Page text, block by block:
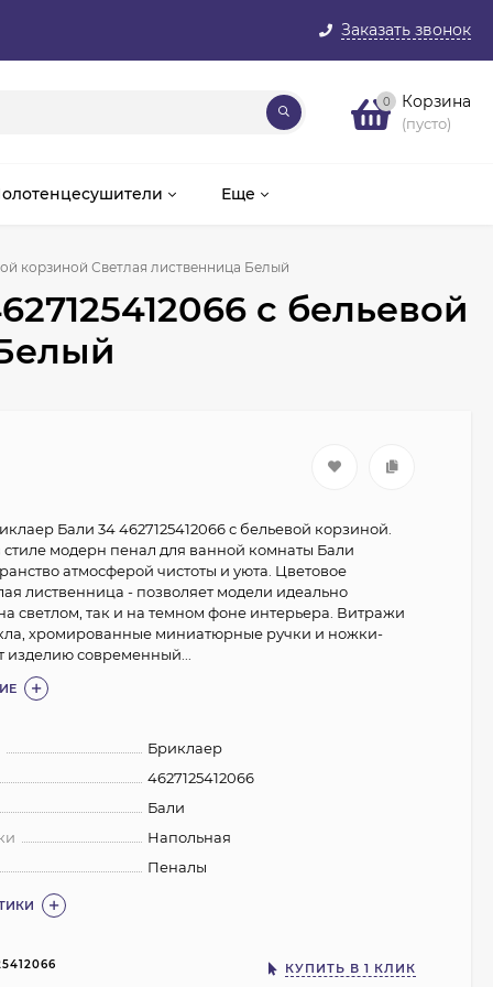
Заказать звонок
0 Корзина
(пусто)
Еще
корзиной Светлая лиственница Белый
с бельевой
Бали 34 4627125412066 с бельевой корзиной.
модерн пенал для ванной комнаты Бали
атмосферой чистоты и уюта. Цветовое
лиственница - позволяет модели идеально
светлом, так и на темном фоне интерьера. Витражи
хромированные миниатюрные ручки и ножки-
современный...
Бриклаер
4627125412066
Бали
Напольная
Пеналы
КУПИТЬ В 1 КЛИК